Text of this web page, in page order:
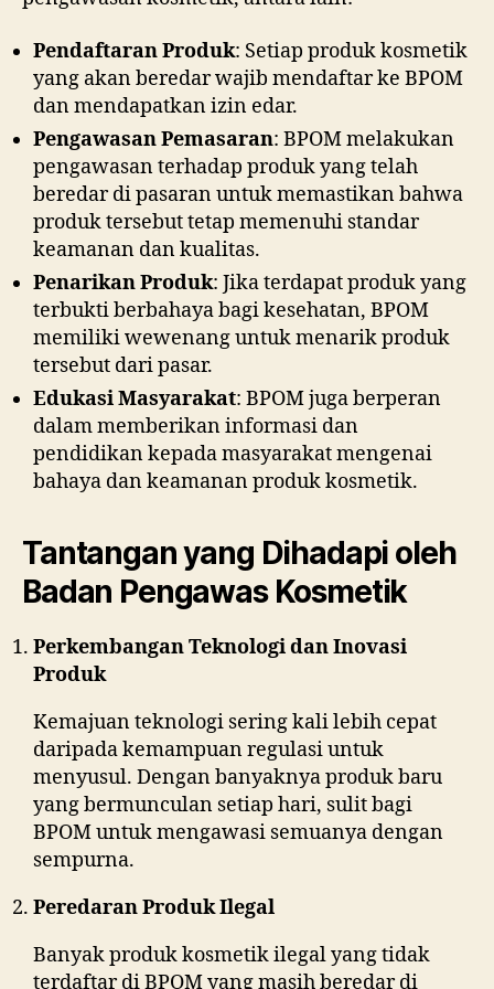
Pendaftaran Produk: Setiap produk kosmetik
yang akan beredar wajib mendaftar ke BPOM
dan mendapatkan izin edar.
Pengawasan Pemasaran: BPOM melakukan
pengawasan terhadap produk yang telah
beredar di pasaran untuk memastikan bahwa
produk tersebut tetap memenuhi standar
keamanan dan kualitas.
Penarikan Produk: Jika terdapat produk yang
terbukti berbahaya bagi kesehatan, BPOM
memiliki wewenang untuk menarik produk
tersebut dari pasar.
Edukasi Masyarakat: BPOM juga berperan
dalam memberikan informasi dan
pendidikan kepada masyarakat mengenai
bahaya dan keamanan produk kosmetik.
Tantangan yang Dihadapi oleh
Badan Pengawas Kosmetik
Perkembangan Teknologi dan Inovasi
Produk
Kemajuan teknologi sering kali lebih cepat
daripada kemampuan regulasi untuk
menyusul. Dengan banyaknya produk baru
yang bermunculan setiap hari, sulit bagi
BPOM untuk mengawasi semuanya dengan
sempurna.
Peredaran Produk Ilegal
Banyak produk kosmetik ilegal yang tidak
terdaftar di BPOM yang masih beredar di